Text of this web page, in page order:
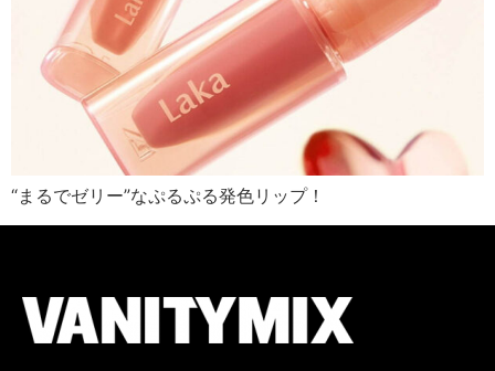
“まるでゼリー”なぷるぷる発色リップ！